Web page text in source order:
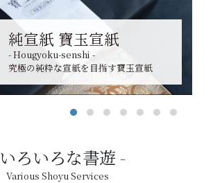
純宣紙 寶玉宣紙
- Hougyoku-senshi -
究極の純粋な宣紙を目指す寶玉宣紙
いろいろな書遊
Various Shoyu Services